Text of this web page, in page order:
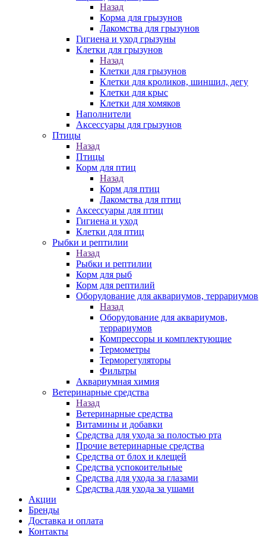
Назад
Корма для грызунов
Лакомства для грызунов
Гигиена и уход грызуны
Клетки для грызунов
Назад
Клетки для грызунов
Клетки для кроликов, шиншил, дегу
Клетки для крыс
Клетки для хомяков
Наполнители
Аксессуары для грызунов
Птицы
Назад
Птицы
Корм для птиц
Назад
Корм для птиц
Лакомства для птиц
Аксессуары для птиц
Гигиена и уход
Клетки для птиц
Рыбки и рептилии
Назад
Рыбки и рептилии
Корм для рыб
Корм для рептилий
Оборудование для аквариумов, террариумов
Назад
Оборудование для аквариумов,
террариумов
Компрессоры и комплектующие
Термометры
Терморегуляторы
Фильтры
Аквариумная химия
Ветеринарные средства
Назад
Ветеринарные средства
Витамины и добавки
Средства для ухода за полостью рта
Прочие ветеринарные средства
Средства от блох и клещей
Средства успокоительные
Средства для ухода за глазами
Средства для ухода за ушами
Акции
Бренды
Доставка и оплата
Контакты